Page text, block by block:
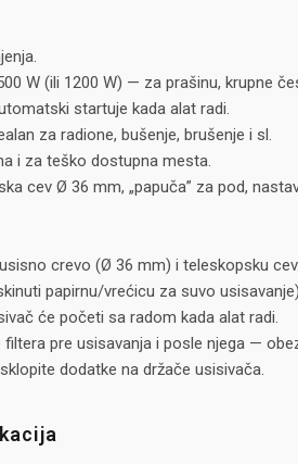
W (ili 1200 W) — za prašinu, krupne
startuje kada alat radi.
za radione, bušenje, brušenje i sl.
i za teško dostupna mesta.
cev Ø 36 mm, „papuča” za pod,
crevo (Ø 36 mm) i teleskopsku cev.
papirnu/vrećicu za suvo
će početi sa radom kada alat radi.
pre usisavanja i posle njega —
dodatke na držače usisivača.